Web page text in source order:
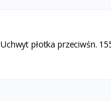
Uchwyt płotka przeciwśn.